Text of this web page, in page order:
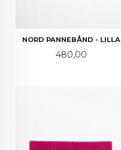
NORD PANNEBÅND - LILLA
Pris
480,00